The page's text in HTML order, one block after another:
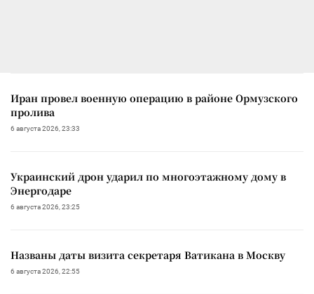
Иран провел военную операцию в районе Ормузского
пролива
6 августа 2026, 23:33
Украинский дрон ударил по многоэтажному дому в
Энергодаре
6 августа 2026, 23:25
Названы даты визита секретаря Ватикана в Москву
6 августа 2026, 22:55